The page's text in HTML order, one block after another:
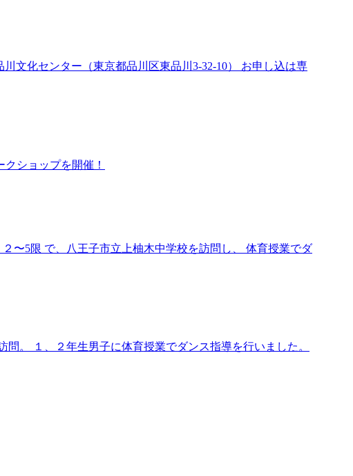
川文化センター（東京都品川区東品川3-32-10） お申し込は専
ショップを開催！
5限 で、八王子市立上柚木中学校を訪問し、 体育授業でダ
。 １、２年生男子に体育授業でダンス指導を行いました。